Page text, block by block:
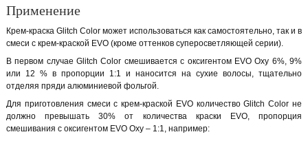
Применение
Крем-краска Glitch Color может использоваться как самостоятельно, так и в
смеси с крем-краской EVO (кроме оттенков суперосветляющей серии).
В первом случае Glitch Color смешивается с оксигентом EVO Oxy 6%, 9%
или 12 % в пропорции 1:1 и наносится на сухие волосы, тщательно
отделяя пряди алюминиевой фольгой.
Для приготовления смеси с крем-краской EVO количество Glitch Color не
должно превышать 30% от количества краски EVO, пропорция
смешивания с оксигентом EVO Oxy – 1:1, например: